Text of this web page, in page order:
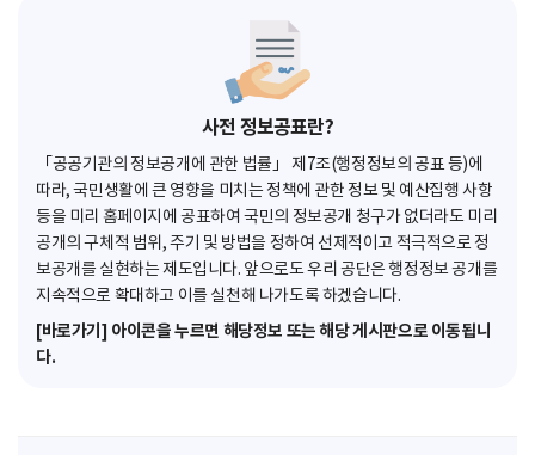
사전 정보공표란?
「공공기관의 정보공개에 관한 법률」 제7조(행정정보의 공표 등)에
따라, 국민생활에 큰 영향을 미치는 정책에 관한 정보 및 예산집행 사항
등을 미리 홈페이지에 공표하여 국민의 정보공개 청구가 없더라도 미리
공개의 구체적 범위, 주기 및 방법을 정하여 선제적이고 적극적으로 정
보공개를 실현하는 제도입니다. 앞으로도 우리 공단은 행정정보 공개를
지속적으로 확대하고 이를 실천해 나가도록 하겠습니다.
[바로가기] 아이콘을 누르면 해당정보 또는 해당 게시판으로 이동됩니
다.